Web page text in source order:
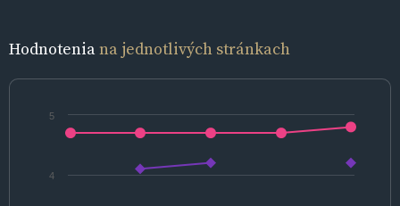
Hodnoteniana jednotlivých stránkach
4
5